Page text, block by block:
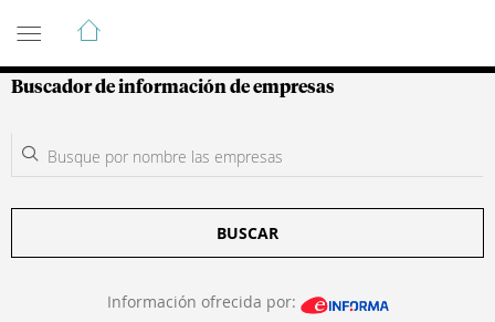
Guía de Empresas Colombianas
Buscador de información de empresas
BUSCAR
Información ofrecida por: